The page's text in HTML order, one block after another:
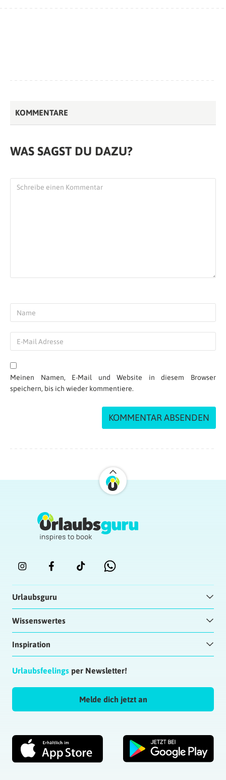
KOMMENTARE
WAS SAGST DU DAZU?
Meinen Namen, E-Mail und Website in diesem Browser
speichern, bis ich wieder kommentiere.
Urlaubsguru
Wissenswertes
Inspiration
Urlaubsfeelings per Newsletter!
Melde dich jetzt an